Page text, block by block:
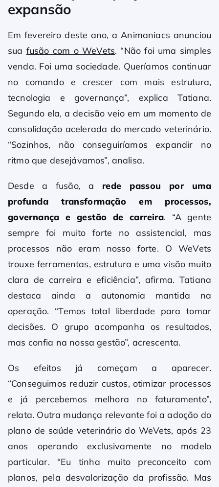
expansão
Em fevereiro deste ano, a Animaniacs anunciou
sua fusão com o WeVets. “Não foi uma simples
venda. Foi uma sociedade. Queríamos continuar
no comando e crescer com mais estrutura,
tecnologia e governança”, explica Tatiana.
Segundo ela, a decisão veio em um momento de
consolidação acelerada do mercado veterinário.
“Sozinhos, não conseguiríamos expandir no
ritmo que desejávamos”, analisa.
Desde a fusão, a rede passou por uma
profunda transformação em processos,
governança e gestão de carreira. “A gente
sempre foi muito forte no assistencial, mas
processos não eram nosso forte. O WeVets
trouxe ferramentas, estrutura e uma visão muito
clara de carreira e eficiência”, afirma. Tatiana
destaca ainda a autonomia mantida na
operação. “Temos total liberdade para tomar
decisões. O grupo acompanha os resultados,
mas confia na nossa gestão”, acrescenta.
Os efeitos já começam a aparecer.
“Conseguimos reduzir custos, otimizar processos
e já percebemos melhora no faturamento”,
relata. Outra mudança relevante foi a adoção do
plano de saúde veterinário do WeVets, após 23
anos operando exclusivamente no modelo
particular. “Eu tinha muito preconceito com
planos, pela desvalorização da profissão. Mas